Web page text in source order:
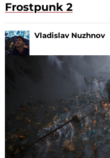
Frostpunk 2
Vladislav Nuzhnov